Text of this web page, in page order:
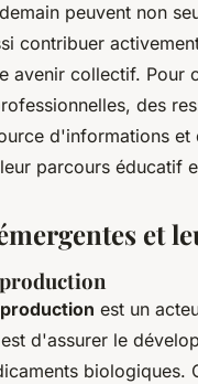
peuvent non
contribuer
avenir collectif. Pour
des
d'informations
parcours éducatif
et
est un
d'assurer le
biologiques.